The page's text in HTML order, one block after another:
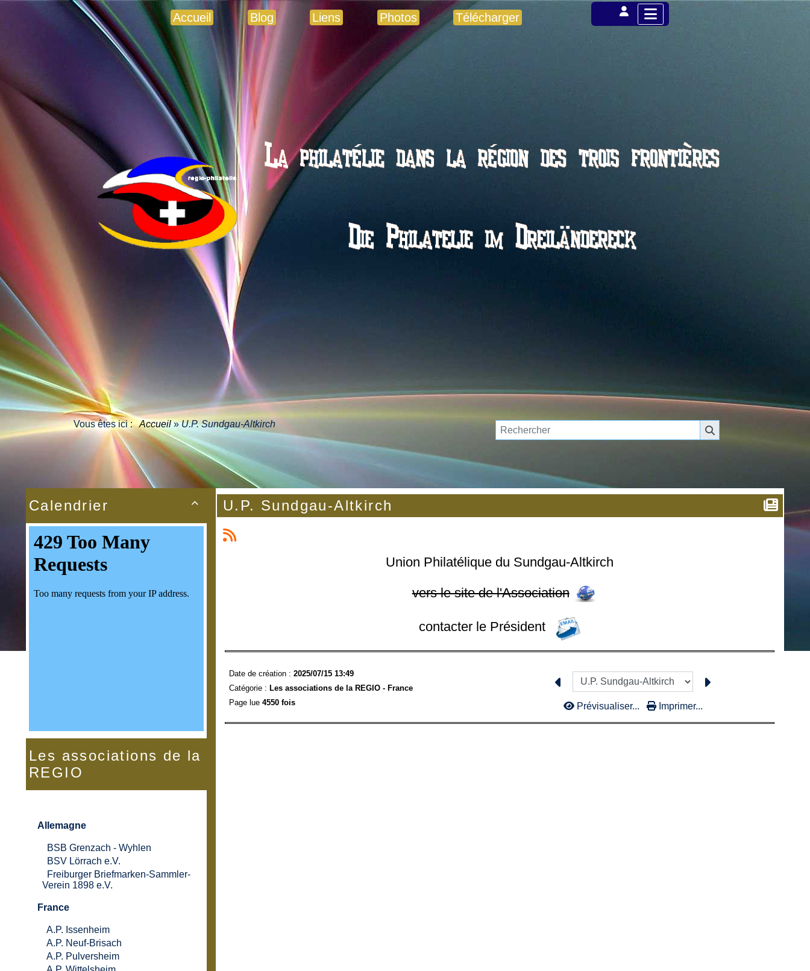
Accueil Blog Liens Photos Télécharger
Vous êtes ici :Accueil»U.P. Sundgau-Altkirch

Calendrier
Les associations de la
REGIO
Allemagne
BSB Grenzach - Wyhlen
BSV Lörrach e.V.
Freiburger Briefmarken-Sammler-
Verein 1898 e.V.
France
A.P. Issenheim
A.P. Neuf-Brisach
A.P. Pulversheim
U.P. Sundgau-Altkirch
Union Philatélique du Sundgau-Altkirch
vers le site de l'Association
contacter le Président
Date de création : 2025/07/15 13:49
Catégorie : Les associations de la REGIO - France
Page lue 4550 fois Prévisualiser... Imprimer...